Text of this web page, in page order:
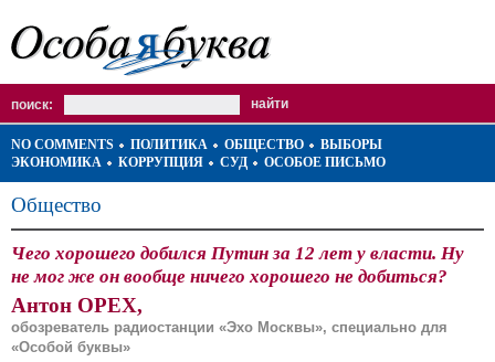
поиск:
NO COMMENTS ПОЛИТИКА ОБЩЕСТВО
ВЫБОРЫ
ЭКОНОМИКА
КОРРУПЦИЯ СУД ОСОБОЕ ПИСЬМО
Общество
Чего хорошего добился Путин за 12 лет у власти. Ну
не мог же он вообще ничего хорошего не добиться?
Антон ОРЕХ,
обозреватель радиостанции «Эхо Москвы», специально для
«Особой буквы»